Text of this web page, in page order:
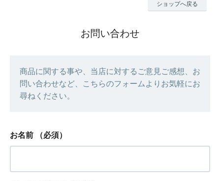
ショップへ戻る
お問い合わせ
商品に関する事や、当店に対するご意見ご感想、お
問い合わせなど、こちらのフォームよりお気軽にお
尋ねください。
お名前 （必須）